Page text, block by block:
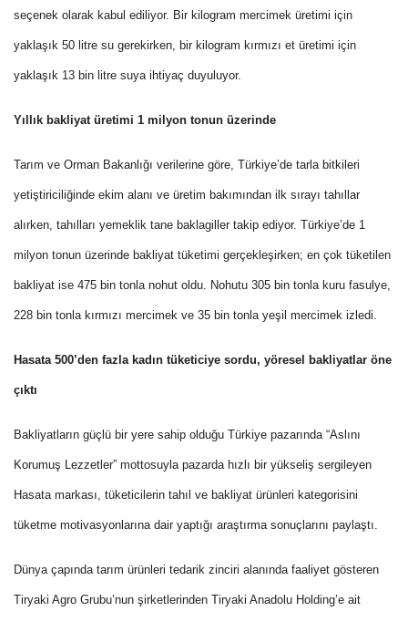
seçenek olarak kabul ediliyor. Bir kilogram mercimek üretimi için
yaklaşık 50 litre su gerekirken, bir kilogram kırmızı et üretimi için
yaklaşık 13 bin litre suya ihtiyaç duyuluyor.
Yıllık bakliyat üretimi 1 milyon tonun üzerinde
Tarım ve Orman Bakanlığı verilerine göre, Türkiye’de tarla bitkileri
yetiştiriciliğinde ekim alanı ve üretim bakımından ilk sırayı tahıllar
alırken, tahılları yemeklik tane baklagiller takip ediyor. Türkiye’de 1
milyon tonun üzerinde bakliyat tüketimi gerçekleşirken; en çok tüketilen
bakliyat ise 475 bin tonla nohut oldu. Nohutu 305 bin tonla kuru fasulye,
228 bin tonla kırmızı mercimek ve 35 bin tonla yeşil mercimek izledi.
Hasata 500’den fazla kadın tüketiciye sordu, yöresel bakliyatlar öne
çıktı
Bakliyatların güçlü bir yere sahip olduğu Türkiye pazarında “Aslını
Korumuş Lezzetler” mottosuyla pazarda hızlı bir yükseliş sergileyen
Hasata markası, tüketicilerin tahıl ve bakliyat ürünleri kategorisini
tüketme motivasyonlarına dair yaptığı araştırma sonuçlarını paylaştı.
Dünya çapında tarım ürünleri tedarik zinciri alanında faaliyet gösteren
Tiryaki Agro Grubu’nun şirketlerinden Tiryaki Anadolu Holding’e ait